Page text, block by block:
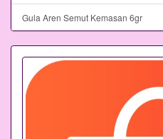
Gula Aren Semut Kemasan 6gr